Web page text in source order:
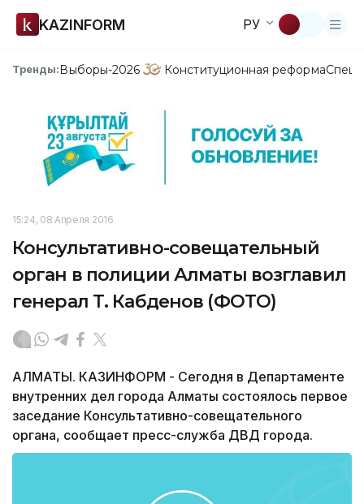
KAZINFORM РУ
Тренды:Выборы-2026 Конституционная реформа
15:24, 08 Апреля 2016
Консультативно-совещательный
орган в полиции Алматы возглавил
генерал Т. Кабденов (ФОТО)
АЛМАТЫ. КАЗИНФОРМ - Сегодня в Департаменте
внутренних дел города Алматы состоялось первое
заседание Консультативно-совещательного
органа, сообщает пресс-служба ДВД города.